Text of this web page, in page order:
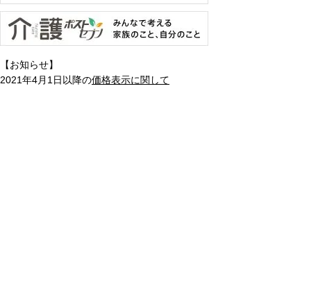
【お知らせ】
2021年4月1日以降の価格表示に関して